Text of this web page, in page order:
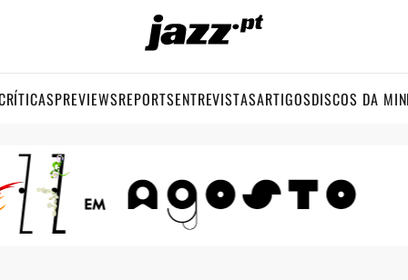
PREVIEWSREPORTSENTREVISTASARTIGOSDISCOS DA